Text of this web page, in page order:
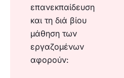
επανεκπαίδευση
και τη διά βίου
μάθηση των
εργαζομένων
αφορούν: